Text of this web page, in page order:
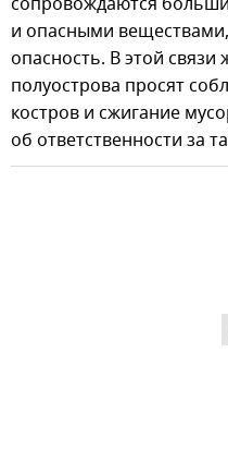
и опасными
опасность. В этой связи
полуострова просят
костров и сжигание
об ответственности за